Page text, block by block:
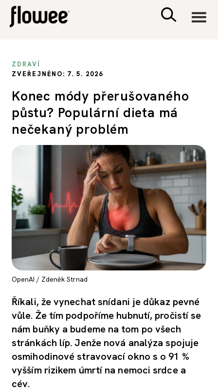
PSYCHOLOGIE
SEX A VZTAHY
PORADNA
ZDRAVÍ
ZVEŘEJNĚNO: 7. 5. 2026
Konec módy přerušovaného
půstu? Populární dieta má
nečekaný problém
OpenAI / Zdeněk Strnad
Říkali, že vynechat snídani je důkaz pevné
vůle. Že tím podpoříme hubnutí, pročistí se
nám buňky a budeme na tom po všech
stránkách líp. Jenže nová analýza spojuje
osmihodinové stravovací okno s o 91 %
vyšším rizikem úmrtí na nemoci srdce a
cév.